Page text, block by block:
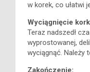
w korek, co ułatwi
Wyciągnięcie
Teraz nadszedł
wyprostowanej,
wyciągnąć. Należy
Zakończenie: